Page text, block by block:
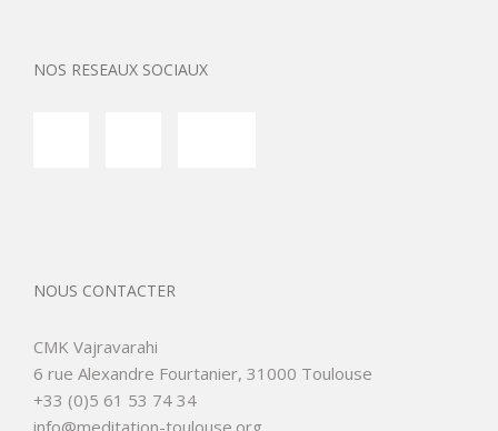
NOS RESEAUX SOCIAUX
NOUS CONTACTER
CMK Vajravarahi
6 rue Alexandre Fourtanier, 31000 Toulouse
+33 (0)5 61 53 74 34
info@meditation-toulouse.org